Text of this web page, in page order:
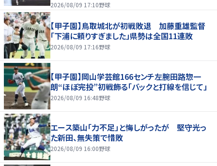
2026/08/09 17:10野球
【甲子園】鳥取城北が初戦敗退 加藤重雄監督
「下浦に頼りすぎました」県勢は全国11連敗
2026/08/09 17:16野球
【甲子園】岡山学芸館166センチ左腕田路惣一
朗“ほぼ完投”初戦飾る「バックと打線を信じて」
2026/08/09 16:48野球
エース築山「力不足」と悔しがったが 堅守光っ
た新田、無失策で惜敗
2026/08/09 16:00野球